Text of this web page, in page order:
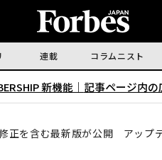
連載 コラムニスト
新機能｜ 記事ページ内
正を含む最新版が公開 アップ